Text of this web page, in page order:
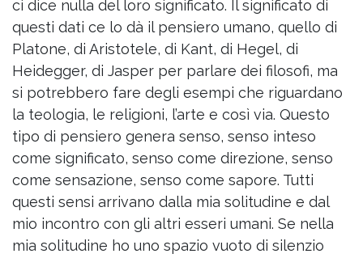
ci dice nulla del loro significato. Il significato di
questi dati ce lo dà il pensiero umano, quello di
Platone, di Aristotele, di Kant, di Hegel, di
Heidegger, di Jasper per parlare dei filosofi, ma
si potrebbero fare degli esempi che riguardano
la teologia, le religioni, l’arte e così via. Questo
tipo di pensiero genera senso, senso inteso
come significato, senso come direzione, senso
come sensazione, senso come sapore. Tutti
questi sensi arrivano dalla mia solitudine e dal
mio incontro con gli altri esseri umani. Se nella
mia solitudine ho uno spazio vuoto di silenzio